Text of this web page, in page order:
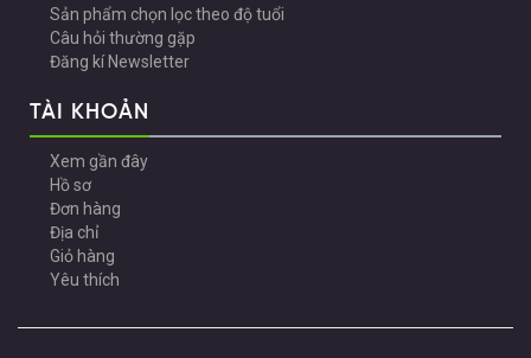
Sản phẩm chọn lọc theo độ tuổi
Câu hỏi thường gặp
Đăng kí Newsletter
TÀI KHOẢN
Xem gần đây
Hồ sơ
Đơn hàng
Địa chỉ
Giỏ hàng
Yêu thích